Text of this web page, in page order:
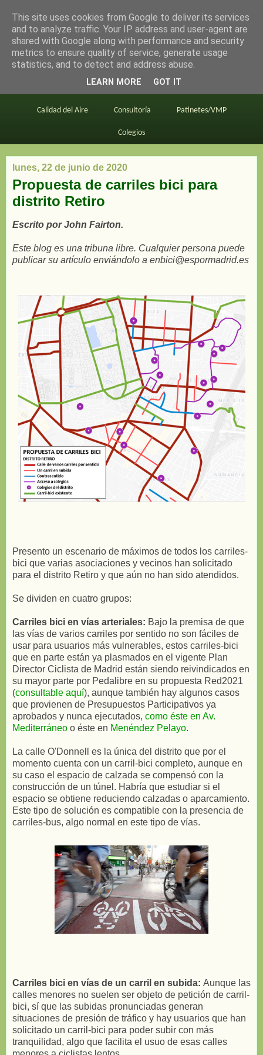
en bici por madrid
Este blog BiciMAD Primeros consejos
Calidad del Aire Consultoría Patinetes/VMP
Colegios
lunes, 22 de junio de 2020
Propuesta de carriles bici para
distrito Retiro
Escrito por John Fairton.
Este blog es una tribuna libre. Cualquier persona puede
publicar su artículo enviándolo a enbici@espormadrid.es
Presento un escenario de máximos de todos los carriles-
bici que varias asociaciones y vecinos han solicitado
para el distrito Retiro y que aún no han sido atendidos.
Se dividen en cuatro grupos:
Carriles bici en vías arteriales: Bajo la premisa de que
las vías de varios carriles por sentido no son fáciles de
usar para usuarios más vulnerables, estos carriles-bici
que en parte están ya plasmados en el vigente Plan
Director Ciclista de Madrid están siendo reivindicados en
su mayor parte por Pedalibre en su propuesta Red2021
(consultable aquí), aunque también hay algunos casos
que provienen de Presupuestos Participativos ya
aprobados y nunca ejecutados, como éste en Av.
Mediterráneo o éste en Menéndez Pelayo.
La calle O'Donnell es la única del distrito que por el
momento cuenta con un carril-bici completo, aunque en
su caso el espacio de calzada se compensó con la
construcción de un túnel. Habría que estudiar si el
espacio se obtiene reduciendo calzadas o aparcamiento.
Este tipo de solución es compatible con la presencia de
carriles-bus, algo normal en este tipo de vías.
Carriles bici en vías de un carril en subida: Aunque las
calles menores no suelen ser objeto de petición de carril-
bici, sí que las subidas pronunciadas generan
situaciones de presión de tráfico y hay usuarios que han
solicitado un carril-bici para poder subir con más
tranquilidad, algo que facilita el usuo de esas calles
This site uses cookies from Google to deliver its services
and to analyze traffic. Your IP address and user-agent are
shared with Google along with performance and security
metrics to ensure quality of service, generate usage
statistics, and to detect and address abuse.
LEARN MORE GOT IT